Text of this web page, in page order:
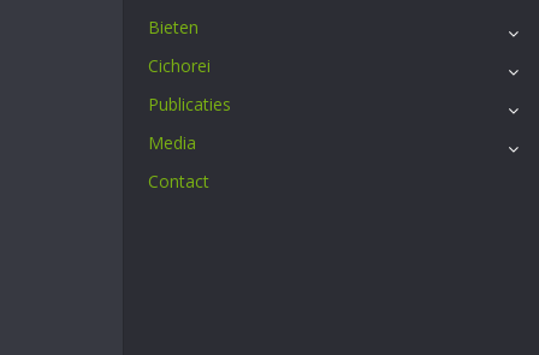
Bieten
Cichorei
Publicaties
Media
Contact